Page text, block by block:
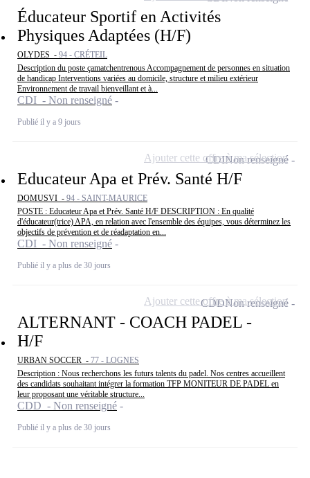
Éducateur Sportif en Activités
Physiques Adaptées (H/F)
OLYDES - 94 - CRÉTEIL
Description du poste çamatchentrenous Accompagnement de personnes en situation
de handicap Interventions variées au domicile, structure et milieu extérieur
Environnement de travail bienveillant et à...
CDI - Non renseigné
Publié il y a 9 jours
Educateur Apa et Prév. Santé H/F
DOMUSVI - 94 - SAINT-MAURICE
POSTE : Educateur Apa et Prév. Santé H/F DESCRIPTION : En qualité
d'éducateur(trice) APA, en relation avec l'ensemble des équipes, vous déterminez les
objectifs de prévention et de réadaptation en...
CDI - Non renseigné
Publié il y a plus de 30 jours
CDINon renseigné
Ajouter cette offre à ma sélection
ALTERNANT - COACH PADEL -
H/F
URBAN SOCCER - 77 - LOGNES
Description : Nous recherchons les futurs talents du padel. Nos centres accueillent
des candidats souhaitant intégrer la formation TFP MONITEUR DE PADEL en
leur proposant une véritable structure...
CDD - Non renseigné
Publié il y a plus de 30 jours
CDDNon renseigné
Ajouter cette offre à ma sélection